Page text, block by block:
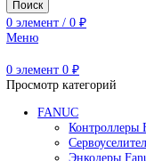
R-1000
Редуктор
Робот Delta
Робот
Робот